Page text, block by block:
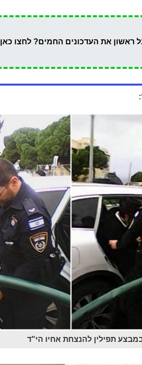
ראשון את העדכונים החמים? לחצו כאן
תפילין להנצחת אחיו הי"ד